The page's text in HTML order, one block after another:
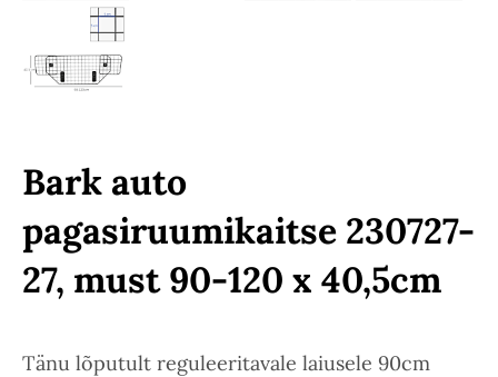
Bark auto
pagasiruumikaitse 230727-
27, must 90-120 x 40,5cm
Tänu lõputult reguleeritavale laiusele 90cm